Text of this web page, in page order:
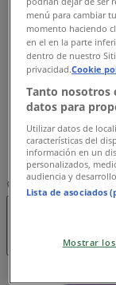
08:30 - 20:30
Çarşamba
08:30 - 20:30
Perşembe
08:30 - 20:30
Cuma
08:30 - 20:30
Cumartesi
08:30 - 20:30
Harita
menú para cambiar
momento haciendo
en el en la parte
dentro de nuestro
privacidad.Cookie
Tanto nosotros
datos para
Utilizar datos de
características del
información en un
personalizados,
audiencia y
Lista de asociados
Mostrar